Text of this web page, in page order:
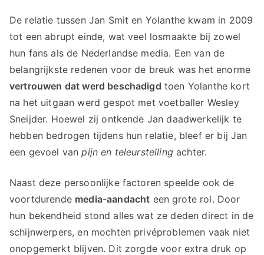
De relatie tussen Jan Smit en Yolanthe kwam in 2009
tot een abrupt einde, wat veel losmaakte bij zowel
hun fans als de Nederlandse media. Een van de
belangrijkste redenen voor de breuk was het enorme
vertrouwen dat werd beschadigd toen Yolanthe kort
na het uitgaan werd gespot met voetballer Wesley
Sneijder. Hoewel zij ontkende Jan daadwerkelijk te
hebben bedrogen tijdens hun relatie, bleef er bij Jan
een gevoel vanpijn en teleurstellingachter.
Naast deze persoonlijke factoren speelde ook de
voortdurende media-aandacht een grote rol. Door
hun bekendheid stond alles wat ze deden direct in de
schijnwerpers, en mochten privéproblemen vaak niet
onopgemerkt blijven. Dit zorgde voor extra druk op